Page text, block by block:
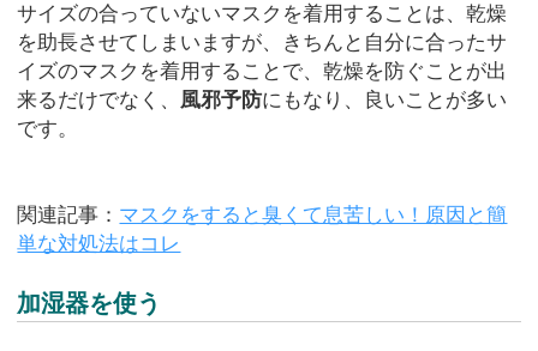
サイズの合っていないマスクを着用することは、乾燥
を助長させてしまいますが、きちんと自分に合ったサ
イズのマスクを着用することで、乾燥を防ぐことが出
来るだけでなく、 風邪予防にもなり、良いことが多い
です。
関連記事： マスクをすると臭くて息苦しい！原因と簡
単な対処法はコレ
加湿器を使う